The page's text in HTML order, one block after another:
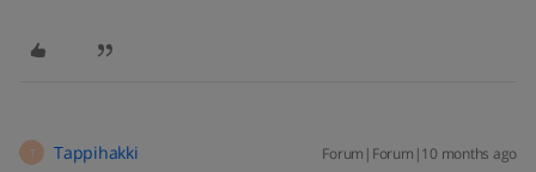
T Tappihakki Forum|Forum|10 months ago